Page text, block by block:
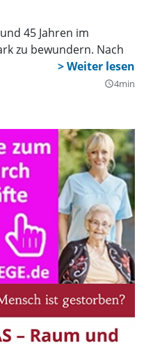
45 Jahren im
zu bewundern. Nach
query_builder4min